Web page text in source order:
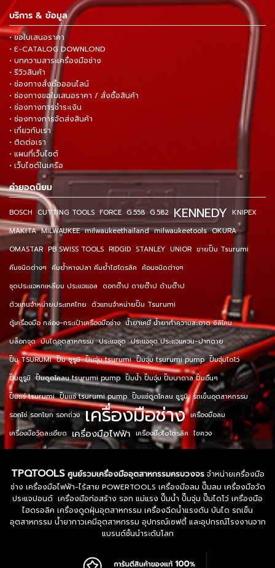
บริการ & ข้อมูล
• ขอใบเสนอราคา
• E-CATALOG DOWNLOND
• บทความสาระเครื่องมือช่าง
• รีวิวสินค้า
• ช่องทางสั่งซื้อออนไลน์
• ช่องทางขอใบเสนอราคา / สั่งซื้อสินค้า
• ช่องทางการชำระเงิน
• ช่องทางการจัดส่งสินค้า
• เกี่ยวกับเรา
• ติดต่อเรา
• แผนที่เว็บไซต์
• เว็บไซต์ในเครือ
คำยอดนิยม
BOSCH CUTTING TOOLS FORCE G.558 G.582 KENNEDY KNIPEX
MAKITA MILWAUKEE milwaukeethailand milwaukeetools OKURA
OMASTAR PB SWISS TOOLS RIDGID STANLEY UNIOR ขายปั๊ม Tsurumi
คีมชนิดต่างๆ คีมย้ำหางปลา คีมย้ำไฮโดรลิค ค้อนชนิดต่างๆ
ชุดประแจหกเหลี่ยม ประแจแอล ดอกต๊าป ดายต๊าป ด้ามต๊าป
ตัวแทนจำหน่ายประเทศไทย ตัวแทนจำหน่ายปั๊ม Tsurumi
ตู้เครื่องมือ กล่อง-กระเป๋าเครื่องมือช่าง น้ำยาเคมี น้ำยาทำความสะอาด ซิลิโคน
บล็อกชุด บันไดอุตสาหกรรม ประแจชุด ประแจชุด ประแจแหวน-ปากตาย
ปั๊ม TSURUMI ปั๊ม ซูรูมิ ปั๊มจุ่ม tsurumi ปั๊มจุ่ม tsurumi pump ปั๊มจุ่มไดโว่
ปั๊มซูรูมิ ปั๊มดูดโคลน tsurumi pump ปั๊มน้ำ ปั๊มจุ่ม ปั๊มบาดาล ปั๊มอื่นๆ
ปั๊มแช่ tsurumi ปั๊มแช่ tsurumi pump ปั๊มแช่ดูดโคลน ซูรูมิ รถเข็นอุตสาหกรรม
รอกโซ่ รอกโยก รอกถ่วง เครื่องมือช่าง เครื่องมือลม
เครื่องมือวัดละเอียด เครื่องมือไฟฟ้า เครื่องมือไฮโดรลิค ไขควง
TPQTOOLS ศูนย์รวมเครื่องมืออุตสาหกรรมครบวงจรจำหน่ายเครื่องมือ
ช่าง เครื่องมือไฟฟ้า-ไร้สาย POWERTOOLS เครื่องมือลม ปั๊มลม เครื่องมือวัด
ประแจปอนด์ เครื่องมือก่อสร้าง รอก แม่แรง ปั๊มน้ำ ปั๊มจุ่ม ปั๊มไดโว่ เครื่องมือ
ไฮดรอลิค เครื่องดูดฝุ่นอุตสาหกรรม เครื่องฉีดน้ำแรงดัน บันได รถเข็น
อุตสาหกรรม น้ำยากาวเคมีอุตสาหกรรม อุปกรณ์เซฟตี้ และอุปกรณ์โรงงานจาก
แบรนด์ชั้นนำระดับโลก